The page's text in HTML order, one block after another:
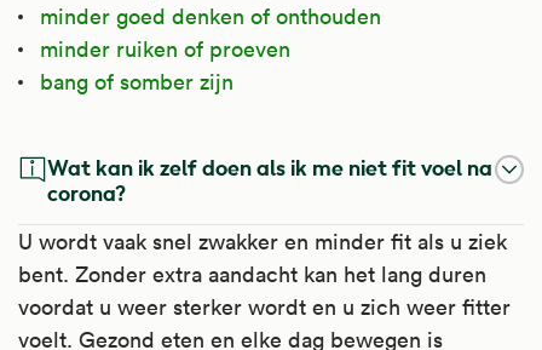
minder goed denken of onthouden
minder ruiken of proeven
bang of somber zijn
Wat kan ik zelf doen als ik me niet fit voel na
corona?
U wordt vaak snel zwakker en minder fit als u ziek
bent. Zonder extra aandacht kan het lang duren
voordat u weer sterker wordt en u zich weer fitter
voelt. Gezond eten en elke dag bewegen is